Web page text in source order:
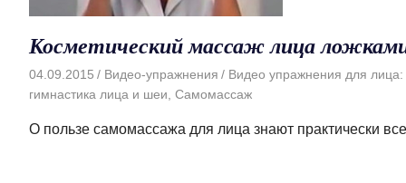
Косметический массаж лица
04.09.2015 Видео-упражнения
Видео упражнения для лица:
гимнастика лица и шеи Самомассаж
О пользе самомассажа для лица знают практически